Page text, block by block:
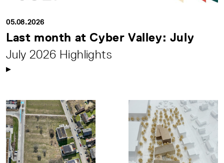
05.08.2026
Last month at Cyber Valley: July
July 2026 Highlights